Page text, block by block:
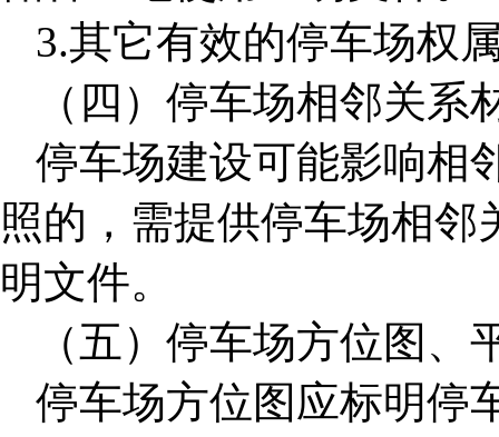
3.其它有效的停车场权
（四）停车场相邻关系
停车场建设可能影响相
照的，需提供停车场相
明文件。
（五）停车场方位图
停车场方位图应标明停